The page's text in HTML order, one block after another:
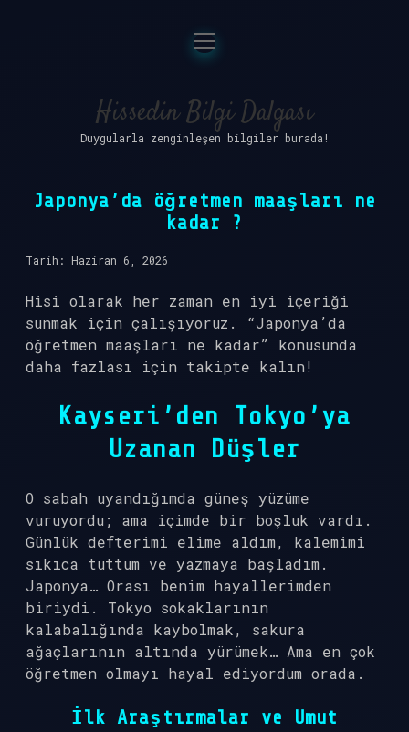
Anasayfa
Gizlilik Politikası
Yasal Uyarı
Hakkımızda
menüyü
aç
Hissedin Bilgi Dalgası
Duygularla zenginleşen bilgiler burada!
Japonya’da öğretmen maaşları ne
kadar ?
Tarih: Haziran 6, 2026
Hisi olarak her zaman en iyi içeriği
sunmak için çalışıyoruz. “Japonya’da
öğretmen maaşları ne kadar” konusunda
daha fazlası için takipte kalın!
Kayseri’den Tokyo’ya
Uzanan Düşler
O sabah uyandığımda güneş yüzüme
vuruyordu; ama içimde bir boşluk vardı.
Günlük defterimi elime aldım, kalemimi
sıkıca tuttum ve yazmaya başladım.
Japonya… Orası benim hayallerimden
biriydi. Tokyo sokaklarının
kalabalığında kaybolmak, sakura
ağaçlarının altında yürümek… Ama en çok
öğretmen olmayı hayal ediyordum orada.
İlk Araştırmalar ve Umut